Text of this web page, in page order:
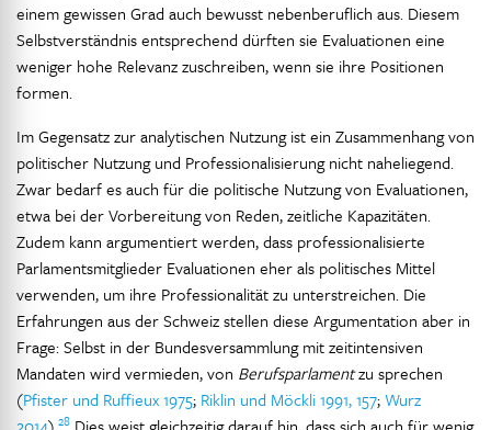
einem gewissen Grad auch bewusst nebenberuflich aus. Diesem
Selbstverständnis entsprechend dürften sie Evaluationen eine
weniger hohe Relevanz zuschreiben, wenn sie ihre Positionen
formen.
Im Gegensatz zur analytischen Nutzung ist ein Zusammenhang von
politischer Nutzung und Professionalisierung nicht naheliegend.
Zwar bedarf es auch für die politische Nutzung von Evaluationen,
etwa bei der Vorbereitung von Reden, zeitliche Kapazitäten.
Zudem kann argumentiert werden, dass professionalisierte
Parlamentsmitglieder Evaluationen eher als politisches Mittel
verwenden, um ihre Professionalität zu unterstreichen. Die
Erfahrungen aus der Schweiz stellen diese Argumentation aber in
Frage: Selbst in der Bundesversammlung mit zeitintensiven
Mandaten wird vermieden, von Berufsparlamentzu sprechen
(Pfister und Ruffieux 1975; Riklin und Möckli 1991, 157;Wurz
28